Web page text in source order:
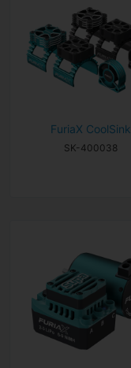
FuriaX CoolSink
SK-400038